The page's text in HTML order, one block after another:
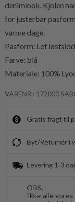
denimlook. Kjolen
for justerbar
varme dage.
Pasform: Let
Farve: blå
Materiale: 100%
VARENR.: 172000
Gratis fragt til
Byt/Returnér i
Levering 1-3
OBS.
Ikke alle